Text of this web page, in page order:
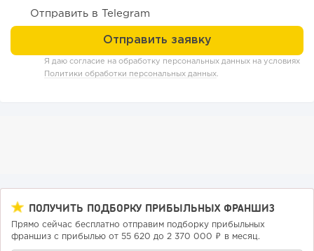
Отправить в Telegram
Я даю согласие на обработку персональных данных на условиях
Политики обработки персональных данных.
ПОЛУЧИТЬ ПОДБОРКУ ПРИБЫЛЬНЫХ ФРАНШИЗ
Прямо сейчас бесплатно отправим подборку прибыльных
франшиз с прибылью от 55 620 до 2 370 000 ₽ в месяц.